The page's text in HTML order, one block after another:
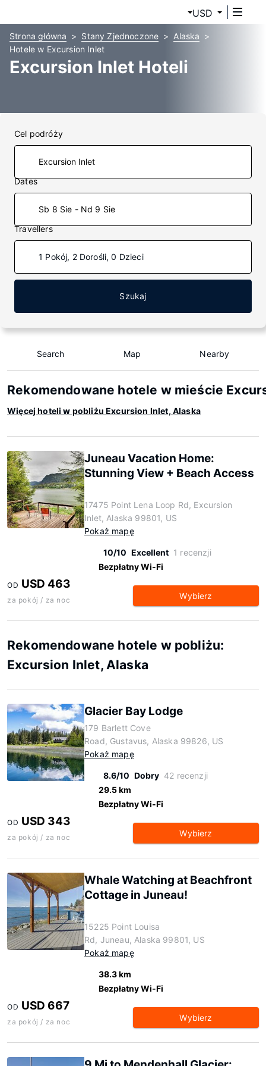
USD
Strona główna Stany Zjednoczone
Alaska
Hotele w Excursion Inlet
Excursion Inlet Hoteli
Cel podróży
Dates
Sb 8 Sie - Nd 9 Sie
Travellers
1 Pokój, 2 Dorośli, 0 Dzieci
Szukaj
Search Map Nearby
Rekomendowane hotele w mieście
Więcej hoteli w pobliżu Excursion Inlet, Alaska
Juneau Vacation Home:
Stunning View + Beach Access
17475 Point Lena Loop Rd, Excursion
Inlet, Alaska 99801, US
Pokaż mapę
10/10 Excellent 1 recenzji
Bezpłatny Wi-Fi
OD USD 463
za pokój / za noc Wybierz
Rekomendowane hotele w pobliżu:
Excursion Inlet, Alaska
Glacier Bay Lodge
179 Barlett Cove
Road, Gustavus, Alaska 99826, US
Pokaż mapę
8.6/10 Dobry 42 recenzji
29.5 km
Bezpłatny Wi-Fi
OD USD 343
za pokój / za noc Wybierz
Whale Watching at Beachfront
Cottage in Juneau!
15225 Point Louisa
Rd, Juneau, Alaska 99801, US
Pokaż mapę
38.3 km
Bezpłatny Wi-Fi
OD USD 667
za pokój / za noc Wybierz